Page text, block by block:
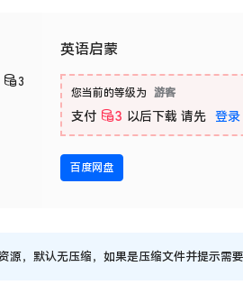
3
英语启蒙
您当前的等级为 游客
支付 3 以后下载 请先 登录
百度网盘
源，默认无压缩，如果是压缩文件并提示需